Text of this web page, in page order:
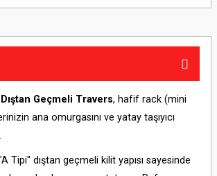
Geçmeli Travers, hafif rack (mini
ana omurgasını ve yatay taşıyıcı
Tipi" dıştan geçmeli kilit yapısı sayesinde